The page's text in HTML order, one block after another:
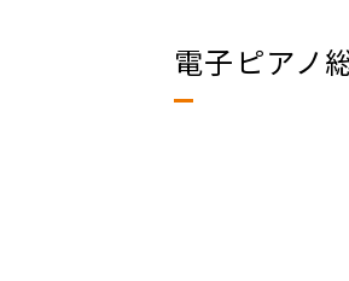
電子ピアノ